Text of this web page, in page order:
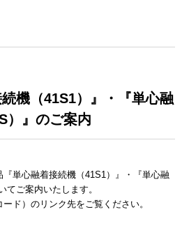
機（41S1）』・『単心融
）』のご案内
単心融着接続機（41S1）』・『単心融
てご案内いたします。
ド）のリンク先をご覧ください。